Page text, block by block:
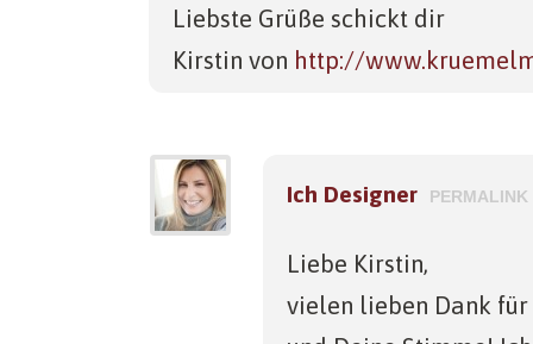
Liebste Grüße schickt dir
Kirstin von http://
Ich Designer PERMALINK
Liebe Kirstin,
vielen lieben Dank